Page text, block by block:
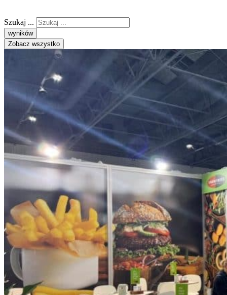
Szukaj ...
wyników
Zobacz wszystko